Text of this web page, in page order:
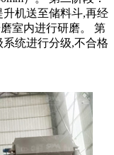
机送至储料斗,再经
室内进行研磨。 第
统进行分级,不合格